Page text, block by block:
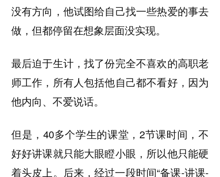
没有方向，他试图给自己找一些热爱的事去
做，但都停留在想象层面没实现。
最后迫于生计，找了份完全不喜欢的高职老
师工作，所有人包括他自己都不看好，因为
他内向、不爱说话。
但是，40多个学生的课堂，2节课时间，不
好好讲课就只能大眼瞪小眼，所以他只能硬
着头皮上。后来，经过一段时间“备课-讲课-